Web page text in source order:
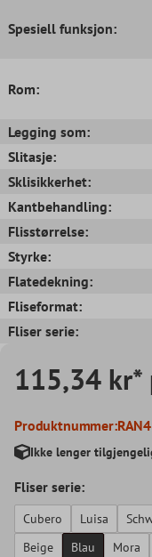
Spesiell funksjon:
Rom:
Legging som:
Slitasje:
Sklisikkerhet:
Kantbehandling:
Flisstørrelse:
Styrke:
Flatedekning:
Fliseformat:
Fliser serie:
115,34 kr*
Produktnummer:
Ikke lenger
Fliser serie:
Cubero Luisa
Beige
Blau Mora